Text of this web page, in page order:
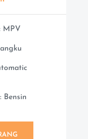
MPV
Bensin